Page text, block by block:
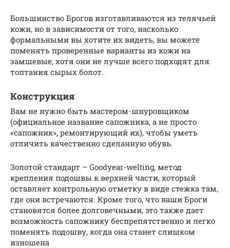
Большинство Брогов изготавливаются из телячьей
кожи, но в зависимости от того, насколько
формальными вы хотите их видеть, вы можете
поменять проверенные варианты из кожи на
замшевые, хотя они не лучше всего подходят для
топтания сырых болот.
Конструкция
Вам не нужно быть мастером-шнуровщиком
(официальное название сапожника, а не просто
«сапожник», ремонтирующий их), чтобы уметь
отличить качественно сделанную обувь.
Золотой стандарт – Goodyear-welting, метод
крепления подошвы к верхней части, который
оставляет контрольную отметку в виде стежка там,
где они встречаются. Кроме того, что ваши Броги
становятся более долговечными, это также дает
возможность сапожнику беспрепятственно и легко
поменять подошву, когда она станет слишком
изношена